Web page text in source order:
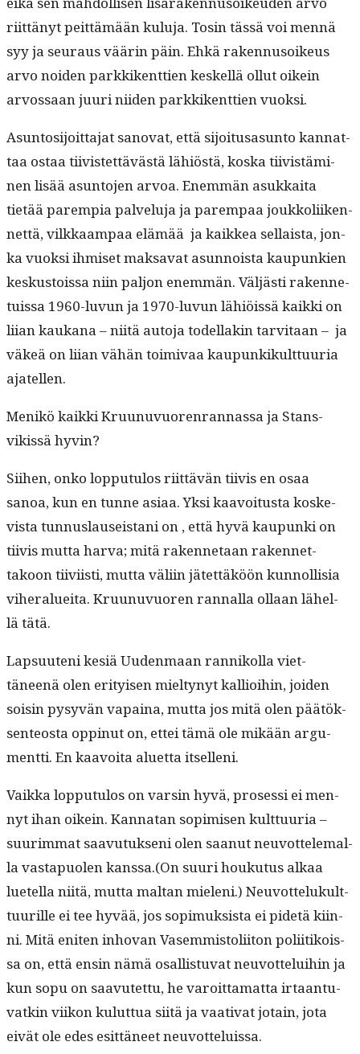
riit­tänyt peit­tämään kulu­ja. Tosin tässä voi men­nä
syy ja seu­raus väärin päin. Ehkä raken­nu­soikeus
arvo noiden parkkikent­tien keskel­lä ollut oikein
arvos­saan juuri niiden parkkikent­tien vuoksi.
Asun­tosi­joit­ta­jat sanovat, että sijoi­tusasun­to kan­nat­
taa ostaa tiivis­tet­tävästä lähiöstä, kos­ka tiivistämi­
nen lisää asun­to­jen arvoa. Enem­män asukkai­ta
tietää parem­pia palvelu­ja ja parem­paa joukkoli­iken­
net­tä, vilkkaam­paa elämää ja kaikkea sel­l­aista, jon­
ka vuok­si ihmiset mak­sa­vat asun­noista kaupunkien
keskus­tois­sa niin paljon enem­män. Väljästi raken­ne­
tuis­sa 1960-luvun ja 1970-luvun lähiöis­sä kaik­ki on
liian kaukana – niitä auto­ja todel­lakin tarvi­taan – ja
väkeä on liian vähän toimi­vaa kaupunkikult­tuuria
ajatellen.
Menikö kaik­ki Kru­unuvuoren­ran­nas­sa ja Stans­
vikissä hyvin?
Siihen, onko lop­putu­los riit­tävän tiivis en osaa
sanoa, kun en tunne asi­aa. Yksi kaavoitus­ta koske­
vista tun­nus­lau­seis­tani on , että hyvä kaupun­ki on
tiivis mut­ta har­va; mitä raken­netaan raken­net­
takoon tiivi­isti, mut­ta väli­in jätet­täköön kun­nol­lisia
viher­aluei­ta. Kru­unuvuoren ran­nal­la ollaan lähel­
lä tätä.
Lap­suuteni kesiä Uuden­maan ran­nikol­la viet­
täneenä olen eri­tyisen miel­tynyt kallioi­hin, joiden
soisin pysyvän vapaina, mut­ta jos mitä olen päätök­
sen­teosta oppin­ut on, ettei tämä ole mikään argu­
ment­ti. En kaavoita aluet­ta itselleni.
Vaik­ka lop­putu­los on varsin hyvä, pros­es­si ei men­
nyt ihan oikein. Kan­natan sopimisen kult­tuuria –
suurim­mat saavu­tuk­seni olen saanut neu­vot­tele­mal­
la vastapuolen kanssa.(On suuri houku­tus alkaa
luetel­la niitä, mut­ta mal­tan mie­leni.) Neu­vot­telukult­
tuurille ei tee hyvää, jos sopimuk­sista ei pide­tä kiin­
ni. Mitä eniten inho­van Vasem­mis­toli­iton poli­itikois­
sa on, että ensin nämä osal­lis­tu­vat neu­vot­telui­hin ja
kun sopu on saavutet­tu, he varoit­ta­mat­ta irtaan­tu­
vatkin viikon kulut­tua siitä ja vaa­ti­vat jotain, jota
eivät ole edes esit­täneet neuvotteluissa.